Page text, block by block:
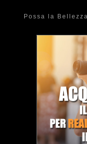
Possa la